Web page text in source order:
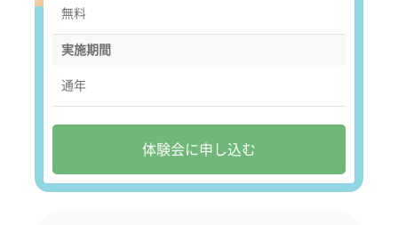
無料
実施期間
通年
体験会に申し込む